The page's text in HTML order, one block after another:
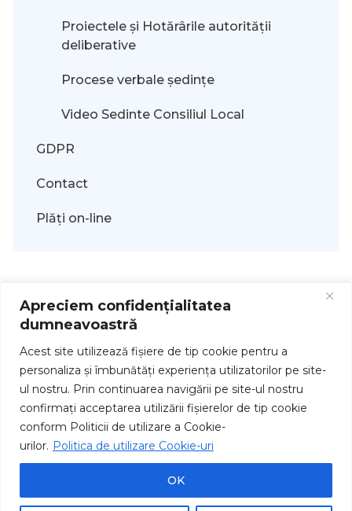
Apreciem confidențialitatea
dumneavoastră
Acest site utilizează fişiere de tip cookie pentru a
personaliza și îmbunătăți experiența utilizatorilor pe site-
ul nostru. Prin continuarea navigării pe site-ul nostru
confirmați acceptarea utilizării fişierelor de tip cookie
conform Politicii de utilizare a Cookie-
urilor. Politica de utilizare Cookie-uri
OK
Proiectele și Hotărârile autorității
deliberative
Procese verbale ședințe
Video Sedinte Consiliul Local
GDPR
Contact
Plăți on-line
Drepturi de autor © 2026